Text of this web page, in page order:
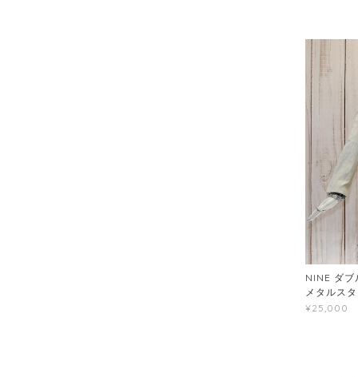
NINE ダブ
メタルス
¥25,000